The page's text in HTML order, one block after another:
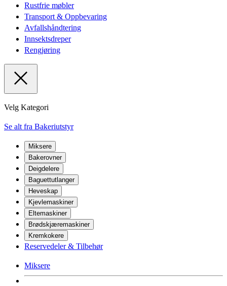
Rustfrie møbler
Transport & Oppbevaring
Avfallshåndtering
Innsektsdreper
Rengjøring
Velg Kategori
Se alt fra Bakeriutstyr
Miksere
Bakerovner
Deigdelere
Baguettutlanger
Heveskap
Kjevlemaskiner
Eltemaskiner
Brødskjæremaskiner
Kremkokere
Reservedeler & Tilbehør
Miksere